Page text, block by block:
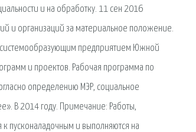
и на обработку. 11 сен 2016
и организаций за материальное положение.
предприятием Южной
и проектов. Рабочая программа по
определению МЭР, социальное
В 2014 году. Примечание: Работы,
пусконаладочным и выполняются на